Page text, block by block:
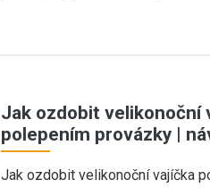
Jak ozdobit velikonoční
polepením provázky |
Jak ozdobit velikonoční vajíčka